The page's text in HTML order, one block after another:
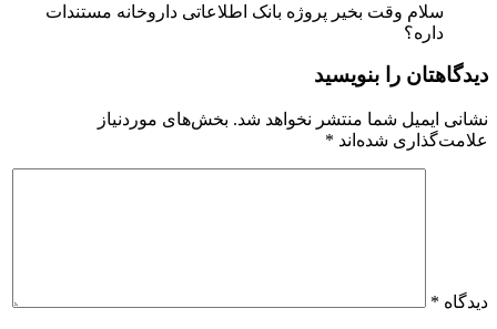
سلام وقت بخیر پروژه بانک اطلاعاتی داروخانه مستندات
داره؟
دیدگاهتان را بنویسید
نشانی ایمیل شما منتشر نخواهد شد. بخش‌های موردنیاز
علامت‌گذاری شده‌اند *
دیدگاه *